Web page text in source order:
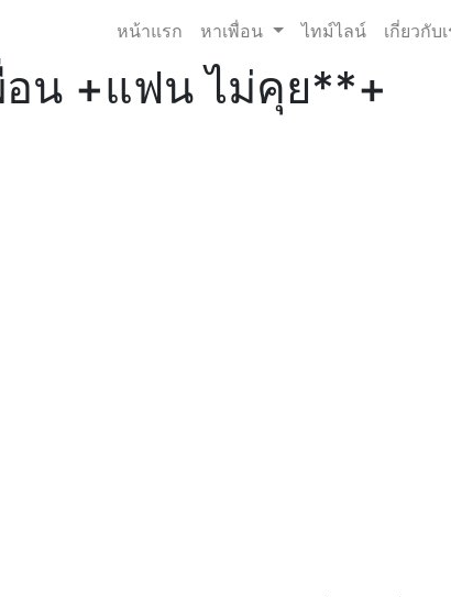
หน้าแรก หาเพื่อน ไทม์ไลน์ เกี่ยวกับ
อน +แฟน ไม่คุย**+